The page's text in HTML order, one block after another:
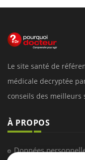
Le site santé de
médicale decryptée
conseils des meilleurs
À PROPOS
Données